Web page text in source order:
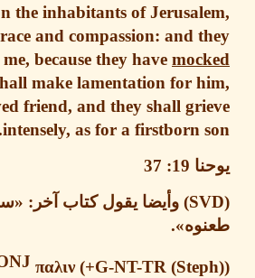
upon the inhabitants of
of grace and compassion: and
upon me, because they have
shall make lamentation for
beloved friend, and they shall
intensely, as for a firstborn
19: 37
وأيضا يقول كتاب آخر: «
».
CONJ παλιν